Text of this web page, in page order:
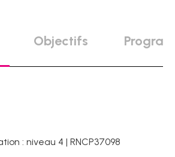
Objectifs
: niveau 4 | RNCP37098